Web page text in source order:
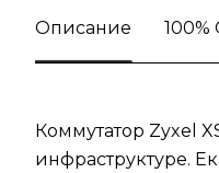
Описание 100%
Коммутатор Zyxel
инфраструктуре.